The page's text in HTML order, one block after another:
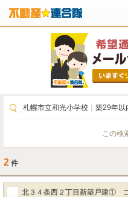
札幌市立和光小学校 築29年以
この検
2 件
北３４条西２丁目新築戸建①